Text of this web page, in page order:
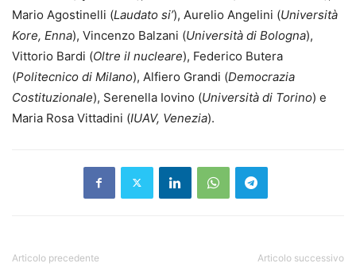
Mario Agostinelli (Laudato si’), Aurelio Angelini (Università
Kore, Enna), Vincenzo Balzani (Università di Bologna),
Vittorio Bardi (Oltre il nucleare), Federico Butera
(Politecnico di Milano), Alfiero Grandi (Democrazia
Costituzionale), Serenella Iovino (Università di Torino) e
Maria Rosa Vittadini (IUAV, Venezia).
Articolo precedente Articolo successivo